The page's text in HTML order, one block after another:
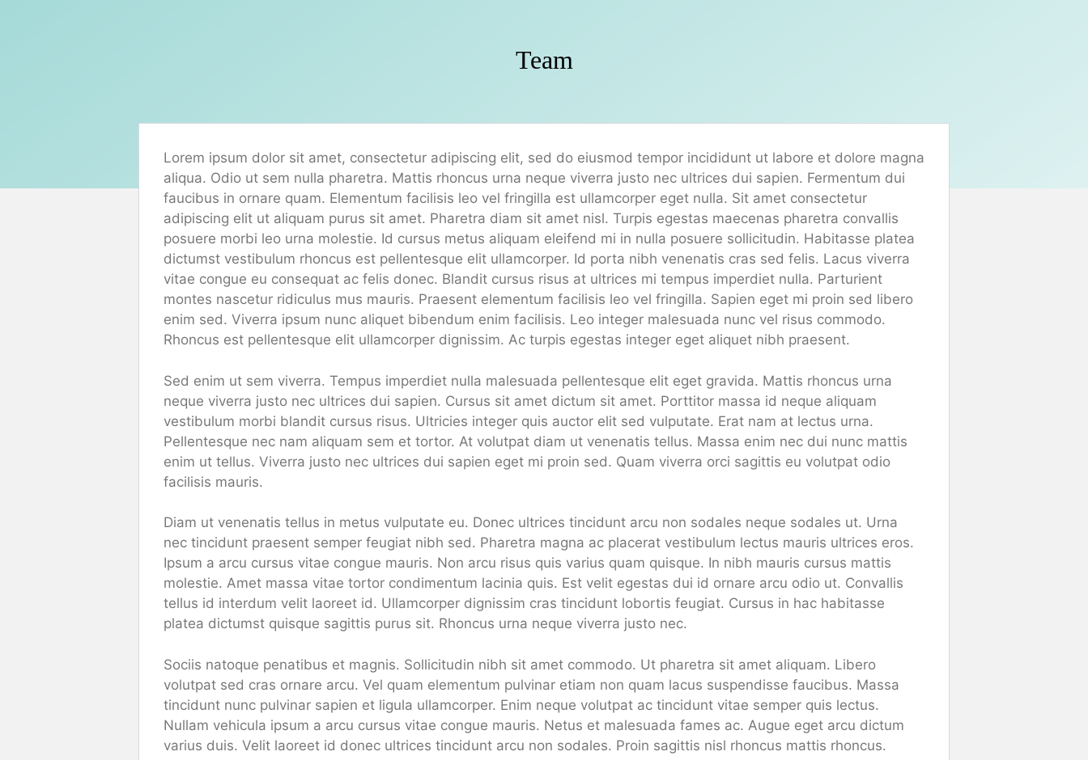
Team
Lorem ipsum dolor sit amet, consectetur adipiscing elit, sed do eiusmod tempor incididunt ut labore et dolore magna
aliqua. Odio ut sem nulla pharetra. Mattis rhoncus urna neque viverra justo nec ultrices dui sapien. Fermentum dui
faucibus in ornare quam. Elementum facilisis leo vel fringilla est ullamcorper eget nulla. Sit amet consectetur
adipiscing elit ut aliquam purus sit amet. Pharetra diam sit amet nisl. Turpis egestas maecenas pharetra convallis
posuere morbi leo urna molestie. Id cursus metus aliquam eleifend mi in nulla posuere sollicitudin. Habitasse platea
dictumst vestibulum rhoncus est pellentesque elit ullamcorper. Id porta nibh venenatis cras sed felis. Lacus viverra
vitae congue eu consequat ac felis donec. Blandit cursus risus at ultrices mi tempus imperdiet nulla. Parturient
montes nascetur ridiculus mus mauris. Praesent elementum facilisis leo vel fringilla. Sapien eget mi proin sed libero
enim sed. Viverra ipsum nunc aliquet bibendum enim facilisis. Leo integer malesuada nunc vel risus commodo.
Rhoncus est pellentesque elit ullamcorper dignissim. Ac turpis egestas integer eget aliquet nibh praesent.
Sed enim ut sem viverra. Tempus imperdiet nulla malesuada pellentesque elit eget gravida. Mattis rhoncus urna
neque viverra justo nec ultrices dui sapien. Cursus sit amet dictum sit amet. Porttitor massa id neque aliquam
vestibulum morbi blandit cursus risus. Ultricies integer quis auctor elit sed vulputate. Erat nam at lectus urna.
Pellentesque nec nam aliquam sem et tortor. At volutpat diam ut venenatis tellus. Massa enim nec dui nunc mattis
enim ut tellus. Viverra justo nec ultrices dui sapien eget mi proin sed. Quam viverra orci sagittis eu volutpat odio
facilisis mauris.
Diam ut venenatis tellus in metus vulputate eu. Donec ultrices tincidunt arcu non sodales neque sodales ut. Urna
nec tincidunt praesent semper feugiat nibh sed. Pharetra magna ac placerat vestibulum lectus mauris ultrices eros.
Ipsum a arcu cursus vitae congue mauris. Non arcu risus quis varius quam quisque. In nibh mauris cursus mattis
molestie. Amet massa vitae tortor condimentum lacinia quis. Est velit egestas dui id ornare arcu odio ut. Convallis
tellus id interdum velit laoreet id. Ullamcorper dignissim cras tincidunt lobortis feugiat. Cursus in hac habitasse
platea dictumst quisque sagittis purus sit. Rhoncus urna neque viverra justo nec.
Sociis natoque penatibus et magnis. Sollicitudin nibh sit amet commodo. Ut pharetra sit amet aliquam. Libero
volutpat sed cras ornare arcu. Vel quam elementum pulvinar etiam non quam lacus suspendisse faucibus. Massa
tincidunt nunc pulvinar sapien et ligula ullamcorper. Enim neque volutpat ac tincidunt vitae semper quis lectus.
Nullam vehicula ipsum a arcu cursus vitae congue mauris. Netus et malesuada fames ac. Augue eget arcu dictum
varius duis. Velit laoreet id donec ultrices tincidunt arcu non sodales. Proin sagittis nisl rhoncus mattis rhoncus.